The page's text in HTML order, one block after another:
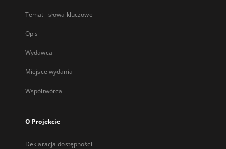
Temat i słowa kluczowe
Opis
Wydawca
Miejsce wydania
Współtwórca
O Projekcie
Deklaracja dostępności